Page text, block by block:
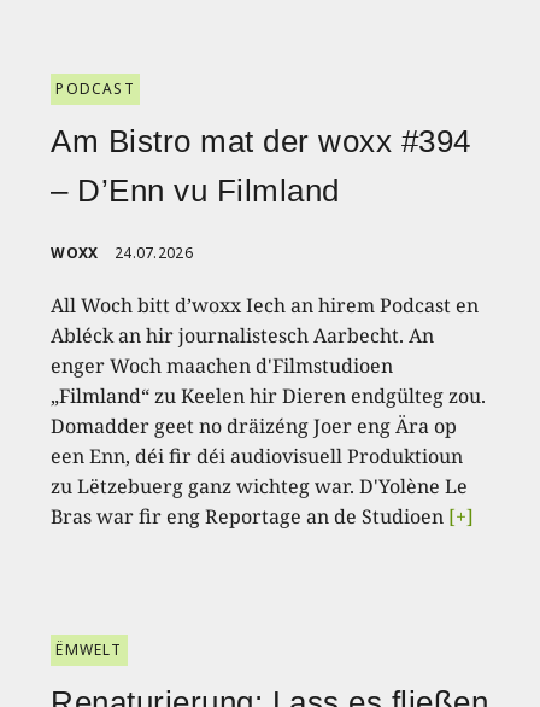
PODCAST
Am Bistro mat der woxx #394
– D’Enn vu Filmland
WOXX 24.07.2026
All Woch bitt d’woxx Iech an hirem Podcast en
Abléck an hir journalistesch Aarbecht. An
enger Woch maachen d'Filmstudioen
„Filmland“ zu Keelen hir Dieren endgülteg zou.
Domadder geet no dräizéng Joer eng Ära op
een Enn, déi fir déi audiovisuell Produktioun
zu Lëtzebuerg ganz wichteg war. D'Yolène Le
Bras war fir eng Reportage an de Studioen [+]
ËMWELT